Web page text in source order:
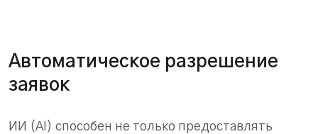
Автоматическое разрешение
заявок
ИИ (AI) способен не только предоставлять